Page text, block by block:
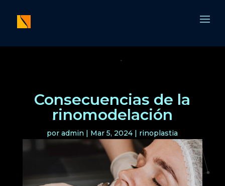
Consecuencias de la
rinomodelación
poradmin | Mar 5, 2024 | rinoplastia